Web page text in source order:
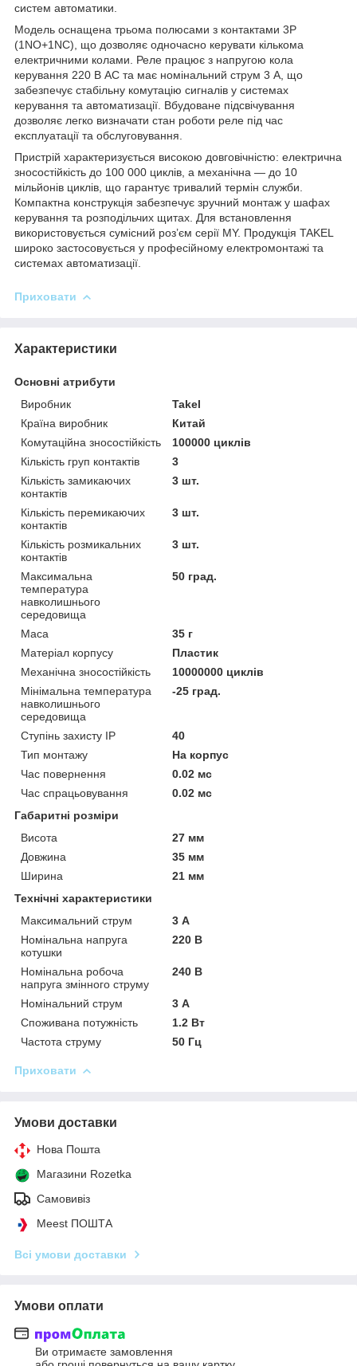
систем автоматики.
Модель оснащена трьома полюсами з контактами 3P
(1NO+1NC), що дозволяє одночасно керувати кількома
електричними колами. Реле працює з напругою кола
керування 220 В AC та має номінальний струм 3 А, що
забезпечує стабільну комутацію сигналів у системах
керування та автоматизації. Вбудоване підсвічування
дозволяє легко визначати стан роботи реле під час
експлуатації та обслуговування.
Пристрій характеризується високою довговічністю: електрична
зносостійкість до 100 000 циклів, а механічна — до 10
мільйонів циклів, що гарантує тривалий термін служби.
Компактна конструкція забезпечує зручний монтаж у шафах
керування та розподільчих щитах. Для встановлення
використовується сумісний роз’єм серії MY. Продукція TAKEL
широко застосовується у професійному електромонтажі та
системах автоматизації.
Приховати
Характеристики
Основні атрибути
Виробник
Takel
Країна виробник
Китай
Комутаційна зносостійкість
100000 циклів
Кількість груп контактів
3
Кількість замикаючих
контактів
3 шт.
Кількість перемикаючих
контактів
3 шт.
Кількість розмикальних
контактів
3 шт.
Максимальна
температура
навколишнього
середовища
50 град.
Маса
35 г
Матеріал корпусу
Пластик
Механічна зносостійкість
10000000 циклів
Мінімальна температура
навколишнього
середовища
-25 град.
Ступінь захисту IP
40
Тип монтажу
На корпус
Час повернення
0.02 мс
Час спрацьовування
0.02 мс
Габаритні розміри
Висота
27 мм
Довжина
35 мм
Ширина
21 мм
Технічні характеристики
Максимальний струм
3 А
Номінальна напруга
котушки
220 В
Номінальна робоча
напруга змінного струму
240 В
Номінальний струм
3 А
Споживана потужність
1.2 Вт
Частота струму
50 Гц
Приховати
Умови доставки
Нова Пошта
Магазини Rozetka
Самовивіз
Meest ПОШТА
Всі умови доставки
Умови оплати
Ви отримаєте замовлення